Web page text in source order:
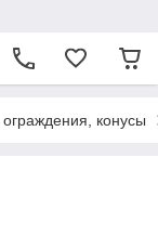
конусы